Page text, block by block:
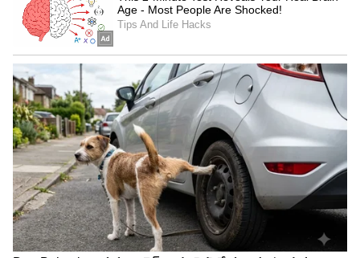
కాదు(అప్పట్లో సునీల్ బాగా బొద్దుగా ఉండేవారు).. కనీసం
సీటు దగ్గర నీ కాళ్ళు కూడా సరిగ్గా పట్టవు ఐ 10 కారులో..
దానికన్నా ఆటో సౌకర్యంగా ఉంటుంది అని చెప్పారట. పైగా
నువ్వు ఏదో ఒక లగేజ్ తో తిరుగుతుంటావు. కాబట్టి ఐ10
వద్దు.. కాస్త డబ్బు ఎక్కువైనా మంచి కారు కొనుక్కో అని
చెప్పారట. ఆయన సలహా మేరకు సునీల్ హుండాయ్
ఎక్సెంట్ టొర్నాడో అనే కారు కొనుక్కున్నారు. తాను
కొనుక్కున్న ఫస్ట్ కారు అదే అని సునీల్ తెలిపారు.
5
5